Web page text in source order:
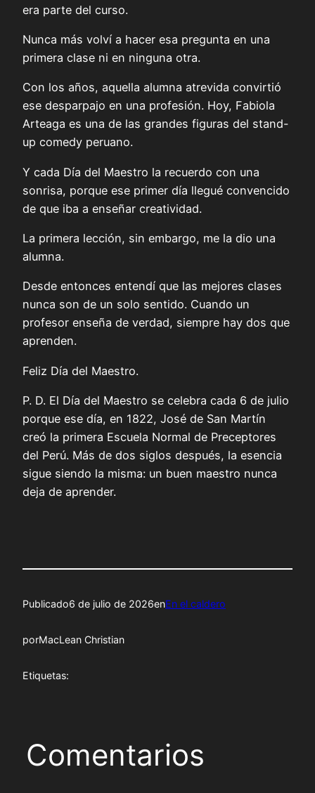
era parte del curso.
Nunca más volví a hacer esa pregunta en una
primera clase ni en ninguna otra.
Con los años, aquella alumna atrevida convirtió
ese desparpajo en una profesión. Hoy, Fabiola
Arteaga es una de las grandes figuras del stand-
up comedy peruano.
Y cada Día del Maestro la recuerdo con una
sonrisa, porque ese primer día llegué convencido
de que iba a enseñar creatividad.
La primera lección, sin embargo, me la dio una
alumna.
Desde entonces entendí que las mejores clases
nunca son de un solo sentido. Cuando un
profesor enseña de verdad, siempre hay dos que
aprenden.
Feliz Día del Maestro.
P. D. El Día del Maestro se celebra cada 6 de julio
porque ese día, en 1822, José de San Martín
creó la primera Escuela Normal de Preceptores
del Perú. Más de dos siglos después, la esencia
sigue siendo la misma: un buen maestro nunca
deja de aprender.
Publicado6 de julio de 2026enEn el caldero
porMacLean Christian
Etiquetas:
Comentarios